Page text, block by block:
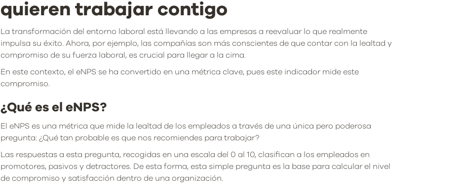
quieren trabajar contigo
La transformación del entorno laboral está llevando a las empresas a reevaluar lo que realmente
impulsa su éxito. Ahora, por ejemplo, las compañías son más conscientes de que contar con la lealtad y
compromiso de su fuerza laboral, es crucial para llegar a la cima.
En este contexto, el eNPS se ha convertido en una métrica clave, pues este indicador mide este
compromiso.
¿Qué es el eNPS?
El eNPS es una métrica que mide la lealtad de los empleados a través de una única pero poderosa
pregunta: ¿Qué tan probable es que nos recomiendes para trabajar?
Las respuestas a esta pregunta, recogidas en una escala del 0 al 10, clasifican a los empleados en
promotores, pasivos y detractores. De esta forma, esta simple pregunta es la base para calcular el nivel
de compromiso y satisfacción dentro de una organización.